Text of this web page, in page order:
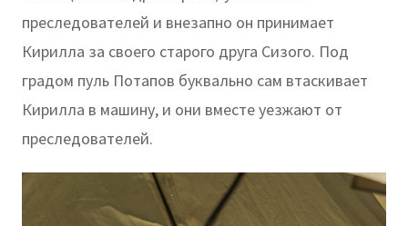
преследователей и внезапно он принимает
Кирилла за своего старого друга Сизого. Под
градом пуль Потапов буквально сам втаскивает
Кирилла в машину, и они вместе уезжают от
преследователей.